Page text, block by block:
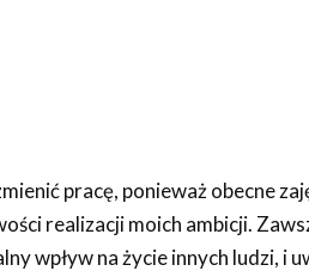
pracę, ponieważ obecne
realizacji moich ambicji.
wpływ na życie innych ludzi, i